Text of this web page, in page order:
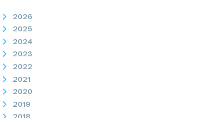
2026
2025
2024
2023
2022
2021
2020
2019